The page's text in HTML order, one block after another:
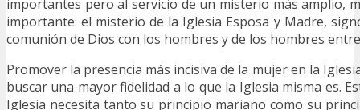
importantes pero al servicio de un misterio más amplio,
importante: el misterio de la Iglesia Esposa y Madre,
comunión de Dios con los hombres y de los hombres
Promover la presencia más incisiva de la mujer en la
buscar una mayor fidelidad a lo que la Iglesia misma es.
Iglesia necesita tanto su principio mariano como su